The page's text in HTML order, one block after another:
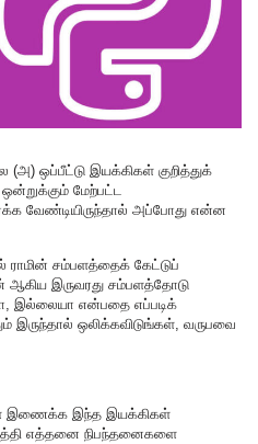
ஒப்பீட்டு இயக்கிகள் குறித்துக்
மேற்பட்ட
வேண்டியிருந்தால் அப்போது என்ன
ராமின் சம்பளத்தைக் கேட்டுப்
ஆகிய இருவரது சம்பளத்தோடு
இல்லையா என்பதை எப்படிக்
ஒலிக்கவிடுங்கள், வருபவை
இணைக்க இந்த இயக்கிகள்
எத்தனை நிபந்தனைகளை